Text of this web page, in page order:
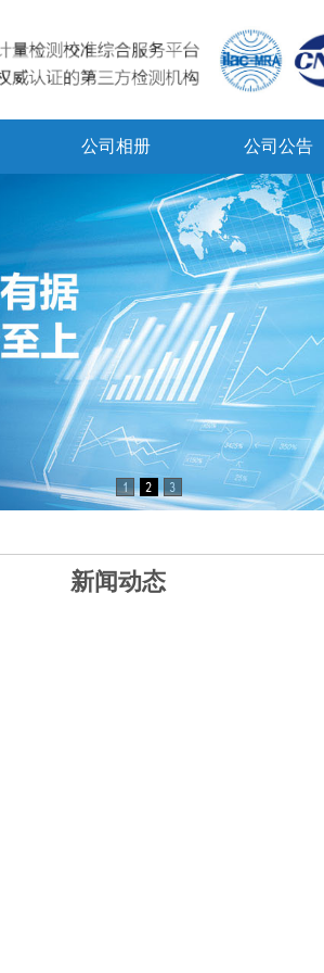
公司相册 公司公告
新闻动态